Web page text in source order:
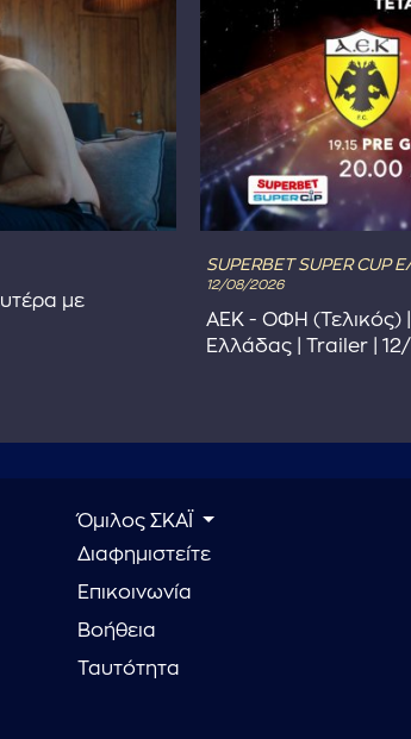
με
SUPERBET SUPER
12/08/2026
ΑΕΚ - ΟΦΗ (Τελικός)
Ελλάδας | Trailer |
Όμιλος ΣΚΑΪ
Διαφημιστείτε
Επικοινωνία
Βοήθεια
Ταυτότητα